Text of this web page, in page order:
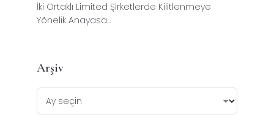
İki Ortaklı Limited Şirketlerde Kilitlenmeye
Yönelik Anayasa...
Arşiv